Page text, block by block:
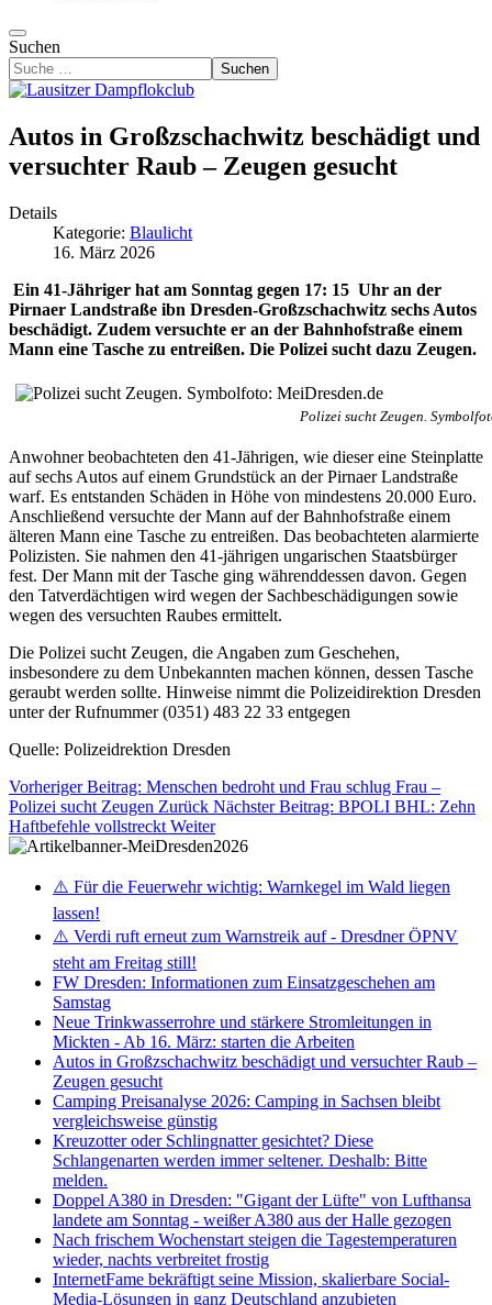
Suchen
Suchen
Autos in Großzschachwitz beschädigt und
versuchter Raub – Zeugen gesucht
Details
Kategorie: Blaulicht
16. März 2026
Ein 41-Jähriger hat am Sonntag gegen 17: 15 Uhr an der
Pirnaer Landstraße ibn Dresden-Großzschachwitz sechs Autos
beschädigt. Zudem versuchte er an der Bahnhofstraße einem
Mann eine Tasche zu entreißen. Die Polizei sucht dazu Zeugen.
Polizei sucht Zeugen.
Anwohner beobachteten den 41-Jährigen, wie dieser eine Steinplatte
auf sechs Autos auf einem Grundstück an der Pirnaer Landstraße
warf. Es entstanden Schäden in Höhe von mindestens 20.000 Euro.
Anschließend versuchte der Mann auf der Bahnhofstraße einem
älteren Mann eine Tasche zu entreißen. Das beobachteten alarmierte
Polizisten. Sie nahmen den 41-jährigen ungarischen Staatsbürger
fest. Der Mann mit der Tasche ging währenddessen davon. Gegen
den Tatverdächtigen wird wegen der Sachbeschädigungen sowie
wegen des versuchten Raubes ermittelt.
Die Polizei sucht Zeugen, die Angaben zum Geschehen,
insbesondere zu dem Unbekannten machen können, dessen Tasche
geraubt werden sollte. Hinweise nimmt die Polizeidirektion Dresden
unter der Rufnummer (0351) 483 22 33 entgegen
Quelle: Polizeidrektion Dresden
Vorheriger Beitrag: Menschen bedroht und Frau schlug Frau –
Polizei sucht Zeugen Zurück Nächster Beitrag: BPOLI BHL: Zehn
Haftbefehle vollstreckt Weiter
⚠️ Für die Feuerwehr wichtig: Warnkegel im Wald liegen
lassen!
⚠️ Verdi ruft erneut zum Warnstreik auf - Dresdner ÖPNV
steht am Freitag still!
FW Dresden: Informationen zum Einsatzgeschehen am
Samstag
Neue Trinkwasserrohre und stärkere Stromleitungen in
Mickten - Ab 16. März: starten die Arbeiten
Autos in Großzschachwitz beschädigt und versuchter Raub –
Zeugen gesucht
Camping Preisanalyse 2026: Camping in Sachsen bleibt
vergleichsweise günstig
Kreuzotter oder Schlingnatter gesichtet? Diese
Schlangenarten werden immer seltener. Deshalb: Bitte
melden.
Doppel A380 in Dresden: "Gigant der Lüfte" von Lufthansa
landete am Sonntag - weißer A380 aus der Halle gezogen
Nach frischem Wochenstart steigen die Tagestemperaturen
wieder, nachts verbreitet frostig
InternetFame bekräftigt seine Mission, skalierbare Social-
Media-Lösungen in ganz Deutschland anzubieten